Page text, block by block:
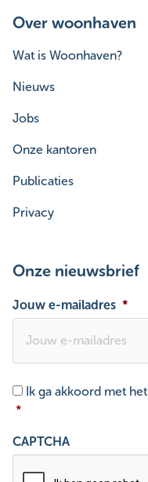
Over woonhaven
Wat is Woonhaven?
Nieuws
Jobs
Onze kantoren
Publicaties
Privacy
Onze nieuwsbrief
Jouw e-mailadres *
Toestemming *
Ik ga akkoord met het
*
CAPTCHA